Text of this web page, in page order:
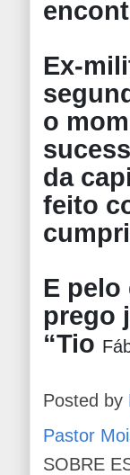
Ex-
o
da
feito
E pelo
prego
“Tio
Posted by
Pastor
SOBRE